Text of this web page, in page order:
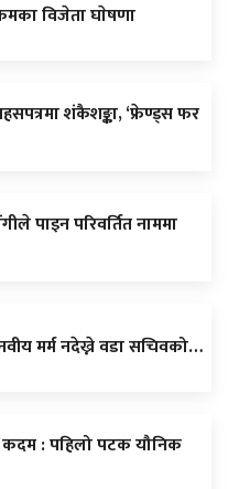
विजेता घाेषणा
शंकैशङ्का, ‘फ्रेण्ड्स फर
पाइन परिवर्तित नाममा
मर्म नदेख्ने वडा सचिवको…
कदम : पहिलो पटक यौनिक